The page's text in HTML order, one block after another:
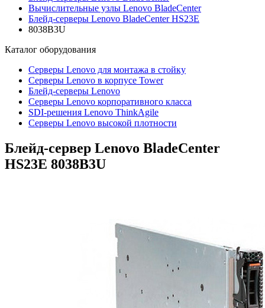
Вычислительные узлы Lenovo BladeCenter
Блейд-серверы Lenovo BladeCenter HS23E
8038B3U
Каталог оборудования
Серверы Lenovo для монтажа в стойку
Серверы Lenovo в корпусе Tower
Блейд-серверы Lenovo
Cерверы Lenovo корпоративного класса
SDI-решения Lenovo ThinkAgile
Серверы Lenovo высокой плотности
Блейд-сервер Lenovo BladeCenter
HS23E 8038B3U